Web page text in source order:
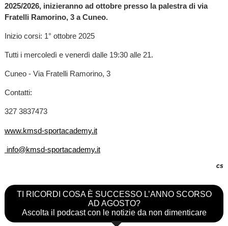
2025/2026, inizieranno ad ottobre presso la palestra di via
Fratelli Ramorino, 3 a Cuneo.
Inizio corsi: 1° ottobre 2025
Tutti i mercoledì e venerdì dalle 19:30 alle 21.
Cuneo - Via Fratelli Ramorino, 3
Contatti:
327 3837473
www.kmsd-sportacademy.it
info@kmsd-sportacademy.it
cs
TI RICORDI COSA È SUCCESSO L’ANNO SCORSO
AD AGOSTO?
Ascolta il podcast con le notizie da non dimenticare